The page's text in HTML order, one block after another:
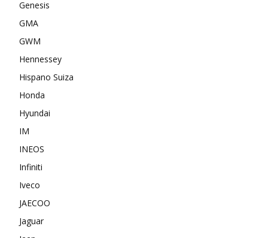
Genesis
GMA
GWM
Hennessey
Hispano Suiza
Honda
Hyundai
IM
INEOS
Infiniti
Iveco
JAECOO
Jaguar